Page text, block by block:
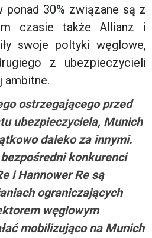
ponad 30% związane są z
czasie także Allianz i
swoje poltyki węglowe,
z ubezpieczycieli
ambitne.
ostrzegającego przed
ubezpieczyciela, Munich
daleko za innymi.
konkurenci
i Hannower Re są
ograniczających
węglowym
mobilizująco na Munich